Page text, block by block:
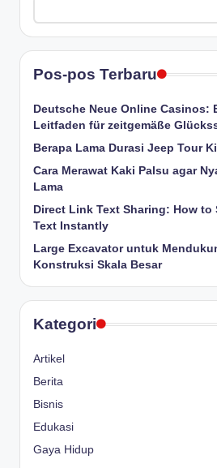
Pos-pos Terbaru
Deutsche Neue Online Casinos:
Leitfaden für zeitgemäße
Berapa Lama Durasi Jeep Tour
Cara Merawat Kaki Palsu agar
Lama
Direct Link Text Sharing: How to
Text Instantly
Large Excavator untuk
Konstruksi Skala Besar
Kategori
Artikel
Berita
Bisnis
Edukasi
Gaya Hidup